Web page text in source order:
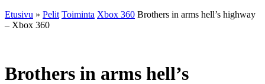
Etusivu » Pelit Toiminta Xbox 360 Brothers in arms hell’s highway
– Xbox 360
Brothers in arms hell’s